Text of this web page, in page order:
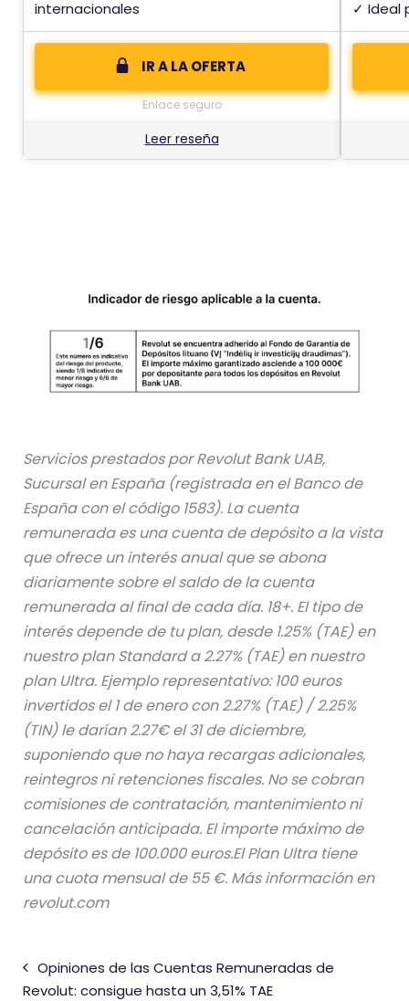
internacionales
IR A LA OFERTA
Enlace seguro
Leer reseña
✓ Ideal
Servicios prestados por Revolut Bank UAB,
Sucursal en España (registrada en el Banco de
España con el código 1583). La cuenta
remunerada es una cuenta de depósito a la vista
que ofrece un interés anual que se abona
diariamente sobre el saldo de la cuenta
remunerada al final de cada día. 18+. El tipo de
interés depende de tu plan, desde 1.25% (TAE) en
nuestro plan Standard a 2.27% (TAE) en nuestro
plan Ultra. Ejemplo representativo: 100 euros
invertidos el 1 de enero con 2.27% (TAE) / 2.25%
(TIN) le darían 2.27€ el 31 de diciembre,
suponiendo que no haya recargas adicionales,
reintegros ni retenciones fiscales. No se cobran
comisiones de contratación, mantenimiento ni
cancelación anticipada. El importe máximo de
depósito es de 100.000 euros.El Plan Ultra tiene
una cuota mensual de 55 €. Más información en
revolut.com
Opiniones de las Cuentas Remuneradas de
Revolut: consigue hasta un 3,51% TAE